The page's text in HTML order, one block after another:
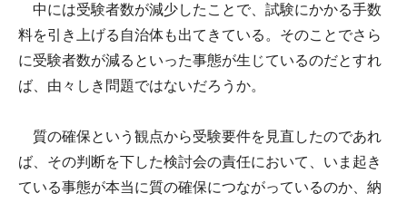
中には受験者数が減少したことで、試験にかかる手数
料を引き上げる自治体も出てきている。そのことでさら
に受験者数が減るといった事態が生じているのだとすれ
ば、由々しき問題ではないだろうか。
質の確保という観点から受験要件を見直したのであれ
ば、その判断を下した検討会の責任において、いま起き
ている事態が本当に質の確保につながっているのか、納